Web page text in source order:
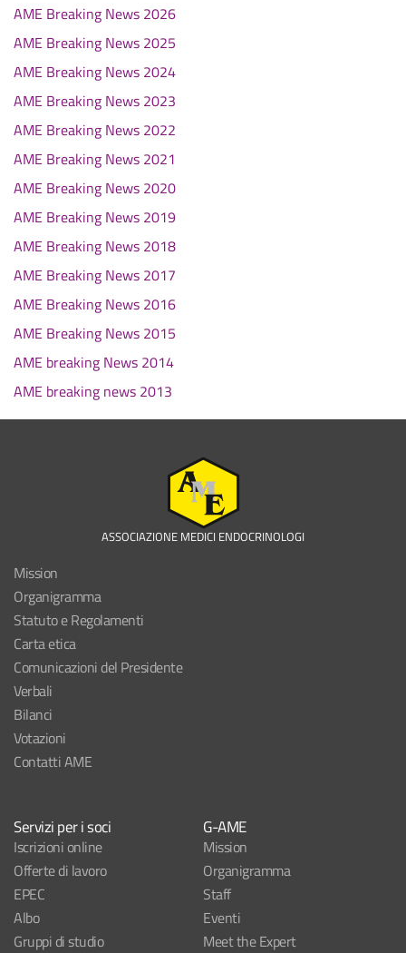
AME Breaking News 2026
AME Breaking News 2025
AME Breaking News 2024
AME Breaking News 2023
AME Breaking News 2022
AME Breaking News 2021
AME Breaking News 2020
AME Breaking News 2019
AME Breaking News 2018
AME Breaking News 2017
AME Breaking News 2016
AME Breaking News 2015
AME breaking News 2014
AME breaking news 2013
ASSOCIAZIONE MEDICI ENDOCRINOLOGI
Mission
Organigramma
Statuto e Regolamenti
Carta etica
Comunicazioni del Presidente
Verbali
Bilanci
Votazioni
Contatti AME
Servizi per i soci
Iscrizioni online
Offerte di lavoro
EPEC
Albo
Gruppi di studio
G-AME
Mission
Organigramma
Staff
Eventi
Meet the Expert